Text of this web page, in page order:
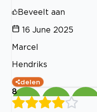
Beveelt aan
16 June 2025
Marcel
Hendriks
delen
8